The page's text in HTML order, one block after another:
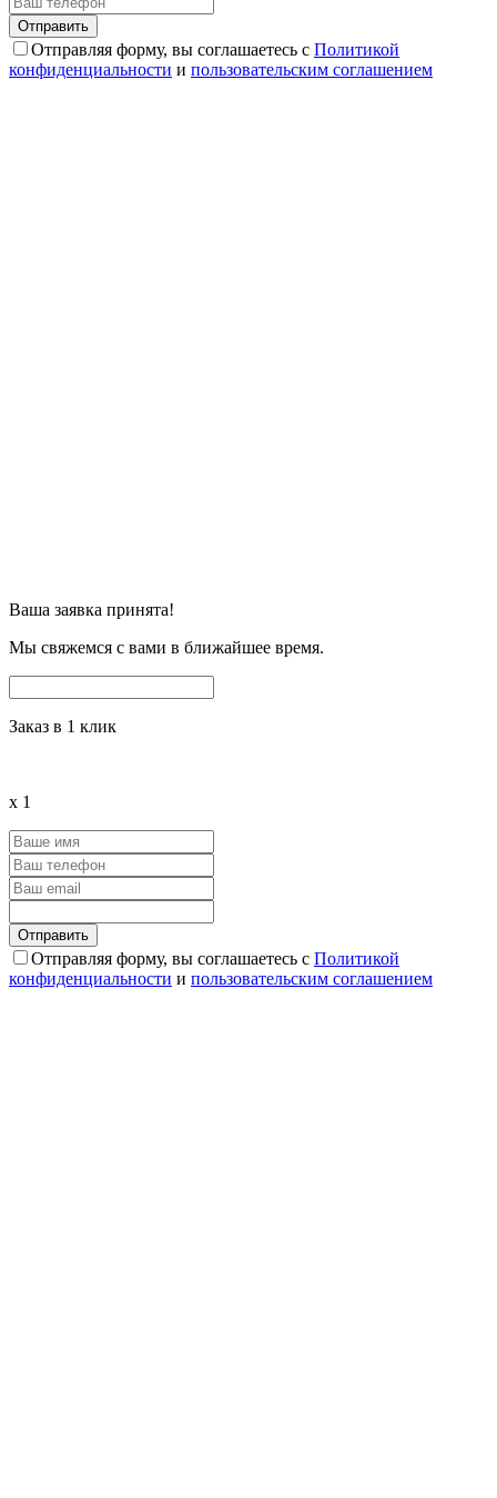
Отправляя форму, вы соглашаетесь с Политикой
конфиденциальности и пользовательским соглашением
Ваша заявка принята!
Мы свяжемся с вами в ближайшее время.
Заказ в 1 клик
x 1
Отправляя форму, вы соглашаетесь с Политикой
конфиденциальности и пользовательским соглашением